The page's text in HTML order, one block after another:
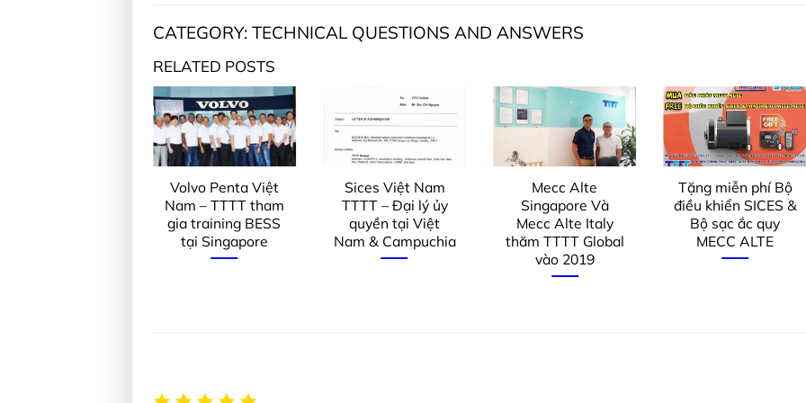
CATEGORY: TECHNICAL QUESTIONS AND ANSWERS
RELATED POSTS
Volvo Penta Việt
Nam – TTTT tham
gia training BESS
tại Singapore
Sices Việt Nam
TTTT – Đại lý ủy
quyền tại Việt
Nam & Campuchia
Mecc Alte
Singapore Và
Mecc Alte Italy
thăm TTTT Global
vào 2019
Tặng miễn phí Bộ
điều khiển SICES &
Bộ sạc ắc quy
MECC ALTE